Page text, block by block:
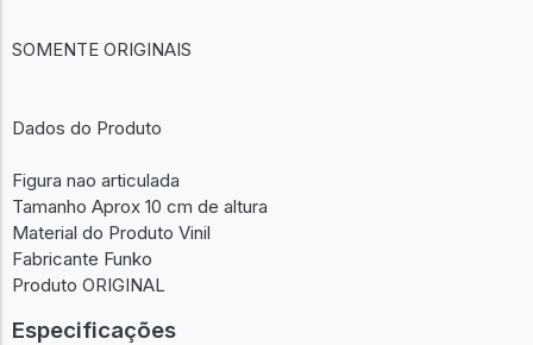
SOMENTE ORIGINAIS
Dados do Produto
Figura nao articulada
Tamanho Aprox 10 cm de altura
Material do Produto Vinil
Fabricante Funko
Produto ORIGINAL
Especificações